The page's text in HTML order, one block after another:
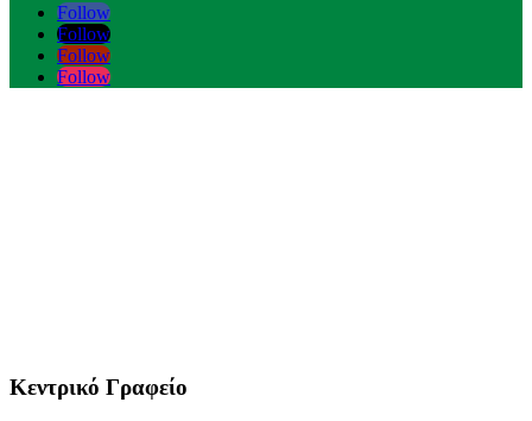
Follow
Follow
Follow
Follow
Κεντρικό Γραφείο